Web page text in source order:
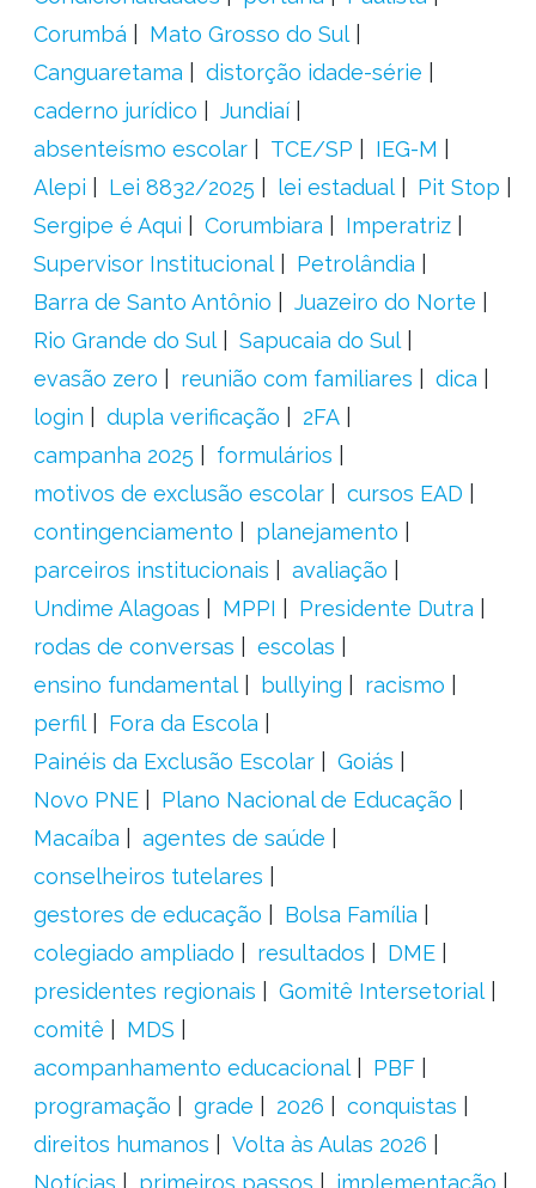
Corumbá
Mato Grosso do Sul
Canguaretama
distorção idade-série
caderno jurídico
Jundiaí
absenteísmo escolar
TCE/SP
IEG-M
Alepi
Lei 8832/2025 lei estadual
Pit Stop
Sergipe é Aqui
Corumbiara
Imperatriz
Supervisor Institucional
Petrolândia
Barra de Santo Antônio
Juazeiro do Norte
Rio Grande do Sul
Sapucaia do Sul
evasão zero
reunião com familiares
dica
login
dupla verificação
2FA
campanha 2025
formulários
motivos de exclusão escolar
cursos EAD
contingenciamento
planejamento
parceiros institucionais
avaliação
Undime Alagoas
MPPI
Presidente Dutra
rodas de conversas
escolas
ensino fundamental
bullying
racismo
perfil
Fora da Escola
Painéis da Exclusão Escolar
Goiás
Novo PNE
Plano Nacional de Educação
Macaíba
agentes de saúde
conselheiros tutelares
gestores de educação
Bolsa Família
colegiado ampliado
resultados
DME
presidentes regionais
Gomitê Intersetorial
comitê
MDS
acompanhamento educacional
PBF
programação
grade 2026
conquistas
direitos humanos
Volta às Aulas 2026
Notícias
primeiros passos implementação